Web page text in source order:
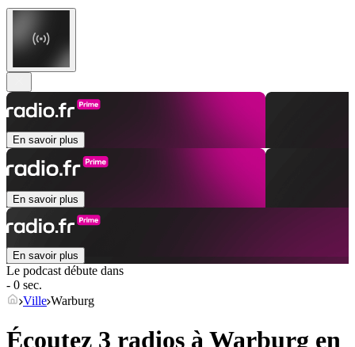
En savoir plus
En savoir plus
En savoir plus
Le podcast débute dans
- 0 sec.
Ville Warburg
Écoutez 3 radios à Warburg en